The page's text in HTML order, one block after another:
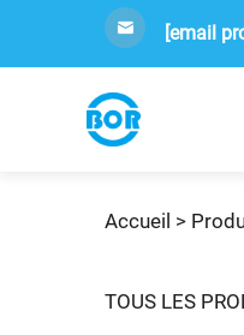
[email
Accueil >
TOUS LES